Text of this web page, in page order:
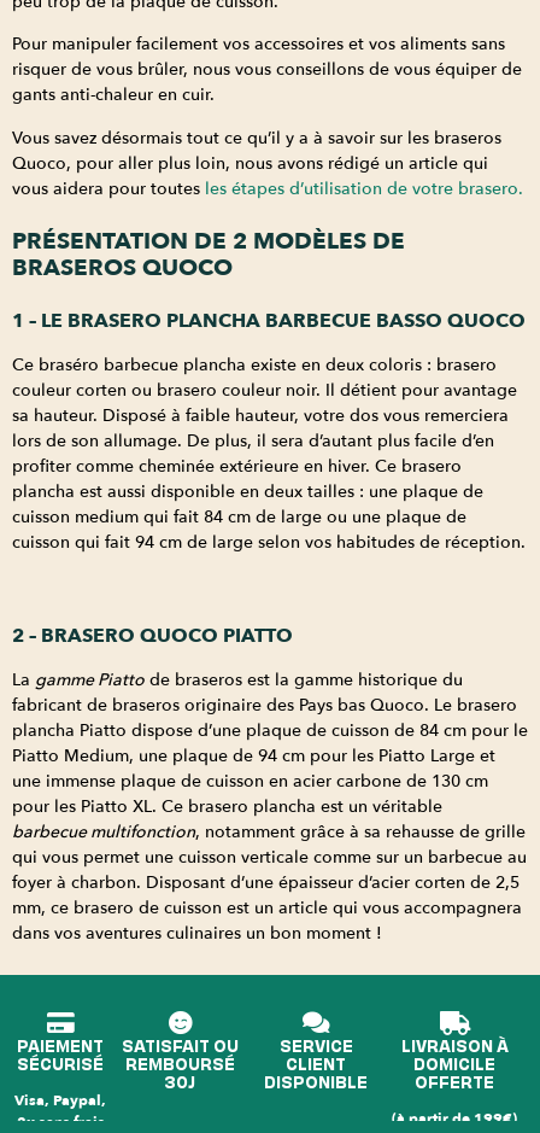
Pour manipuler facilement vos accessoires et vos aliments sans
risquer de vous brûler, nous vous conseillons de vous équiper de
gants anti-chaleur en cuir.
Vous savez désormais tout ce qu’il y a à savoir sur les braseros
Quoco, pour aller plus loin, nous avons rédigé un article qui
vous aidera pour toutes les étapes d’utilisation de votre brasero.
PRÉSENTATION DE 2 MODÈLES DE
BRASEROS QUOCO
1 – LE BRASERO PLANCHA BARBECUE BASSO QUOCO
Ce braséro barbecue plancha existe en deux coloris : brasero
couleur corten ou brasero couleur noir. Il détient pour avantage
sa hauteur. Disposé à faible hauteur, votre dos vous remerciera
lors de son allumage. De plus, il sera d’autant plus facile d’en
profiter comme cheminée extérieure en hiver. Ce brasero
plancha est aussi disponible en deux tailles : une plaque de
cuisson medium qui fait 84 cm de large ou une plaque de
cuisson qui fait 94 cm de large selon vos habitudes de réception.
2 – BRASERO QUOCO PIATTO
La gamme Piatto de braseros est la gamme historique du
fabricant de braseros originaire des Pays bas Quoco. Le brasero
plancha Piatto dispose d’une plaque de cuisson de 84 cm pour le
Piatto Medium, une plaque de 94 cm pour les Piatto Large et
une immense plaque de cuisson en acier carbone de 130 cm
pour les Piatto XL. Ce brasero plancha est un véritable
barbecue multifonction, notamment grâce à sa rehausse de grille
qui vous permet une cuisson verticale comme sur un barbecue au
foyer à charbon. Disposant d’une épaisseur d’acier corten de 2,5
mm, ce brasero de cuisson est un article qui vous accompagnera
dans vos aventures culinaires un bon moment !
PAIEMENT
SÉCURISÉ
Visa, Paypal,
3x sans frais
SATISFAIT OU
REMBOURSÉ
30J
SERVICE
CLIENT
DISPONIBLE
LIVRAISON À
DOMICILE
OFFERTE
(à partir de 199€)